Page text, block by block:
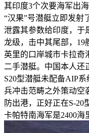
其印度3个次要海军出
“汉果”号潜艇立即发射
泄露其参数给印度，于
龙级，击中其尾部，19
英里的口岸城市卡拉奇
二手潜艇。中国本人还
S20型潜艇未配备AIP
兵冲击范畴之外策动空
防出港，正好正在S-20
卡帕特南海军是2400海